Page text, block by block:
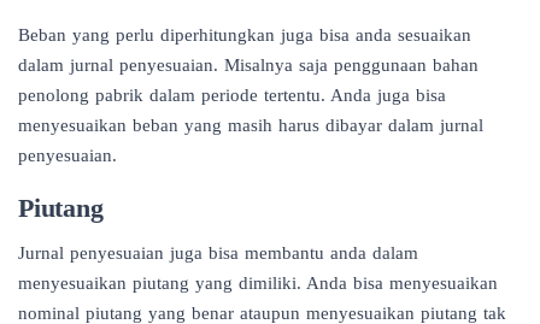
Beban yang perlu diperhitungkan juga bisa anda sesuaikan
dalam jurnal penyesuaian. Misalnya saja penggunaan bahan
penolong pabrik dalam periode tertentu. Anda juga bisa
menyesuaikan beban yang masih harus dibayar dalam jurnal
penyesuaian.
Piutang
Jurnal penyesuaian juga bisa membantu anda dalam
menyesuaikan piutang yang dimiliki. Anda bisa menyesuaikan
nominal piutang yang benar ataupun menyesuaikan piutang tak